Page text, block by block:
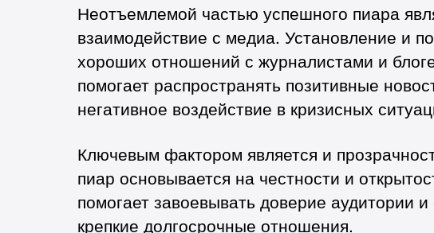
Неотъемлемой частью успешного пиара
взаимодействие с медиа. Установление и
хороших отношений с журналистами и
помогает распространять позитивные
негативное воздействие в кризисных
Ключевым фактором является и
пиар основывается на честности и
помогает завоевывать доверие аудитории и
крепкие долгосрочные отношения.